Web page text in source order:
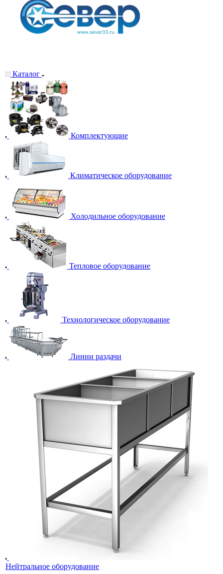
Каталог
Комплектующие
Климатическое оборудование
Холодильное оборудование
Тепловое оборудование
Технологическое оборудование
Линии раздачи
Нейтральное оборудование